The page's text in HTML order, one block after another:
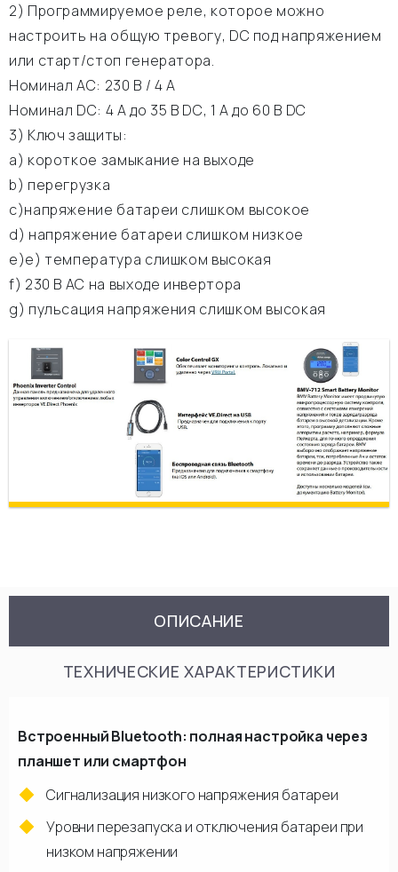
2) Программируемое реле, которое можно
настроить на общую тревогу, DC под напряжением
или старт/стоп генератора.
Номинал АС: 230 В / 4 A
Номинал DC: 4 A до 35 В DC, 1 A до 60 В DC
3) Ключ защиты:
а) короткое замыкание на выходе
b) перегрузка
c)напряжение батареи слишком высокое
d) напряжение батареи слишком низкое
e)е) температура слишком высокая
f) 230 В АС на выходе инвертора
g) пульсация напряжения слишком высокая
ОПИСАНИЕ
ТЕХНИЧЕСКИЕ ХАРАКТЕРИСТИКИ
Встроенный Bluetooth: полная настройка через
планшет или смартфон
Сигнализация низкого напряжения батареи
Уровни перезапуска и отключения батареи при
низком напряжении